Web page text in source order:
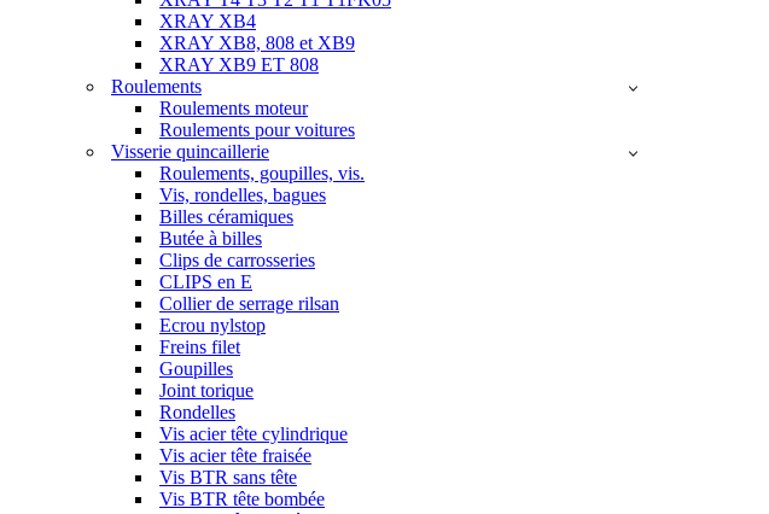
XRAY XB4
XRAY XB8, 808 et XB9
XRAY XB9 ET 808
Roulements
Roulements moteur
Roulements pour voitures
Visserie quincaillerie
Roulements, goupilles, vis.
Vis, rondelles, bagues
Billes céramiques
Butée à billes
Clips de carrosseries
CLIPS en E
Collier de serrage rilsan
Ecrou nylstop
Freins filet
Goupilles
Joint torique
Rondelles
Vis acier tête cylindrique
Vis acier tête fraisée
Vis BTR sans tête
Vis BTR tête bombée